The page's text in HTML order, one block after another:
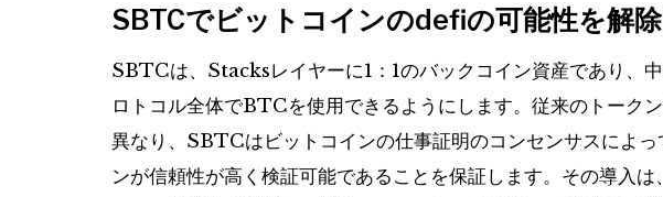
SBTCでビットコインのdefiの可能性を解
SBTCは、Stacksレイヤーに1：1のバックコイン資産であり、
ロトコル全体でBTCを使用できるようにします。従来のトーク
異なり、SBTCはビットコインの仕事証明のコンセンサスによっ
ンが信頼性が高く検証可能であることを保証します。その導入